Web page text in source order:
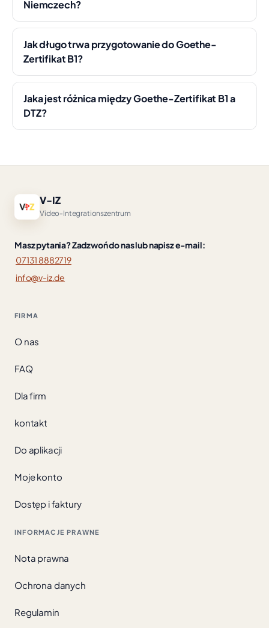
Niemczech?
Jak długo trwa przygotowanie do Goethe-
Zertifikat B1?
Jaka jest różnica między Goethe-Zertifikat B1 a
DTZ?
V-IZ
Video-Integrationszentrum
Masz pytania? Zadzwoń do nas lub napisz e-mail:
07131 8882719
info@v-iz.de
FIRMA
O nas
FAQ
Dla firm
kontakt
Do aplikacji
Moje konto
Dostęp i faktury
INFORMACJE PRAWNE
Nota prawna
Ochrona danych
Regulamin